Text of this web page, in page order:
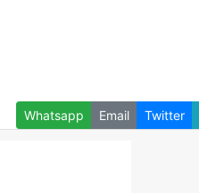
Whatsapp Email Twitter